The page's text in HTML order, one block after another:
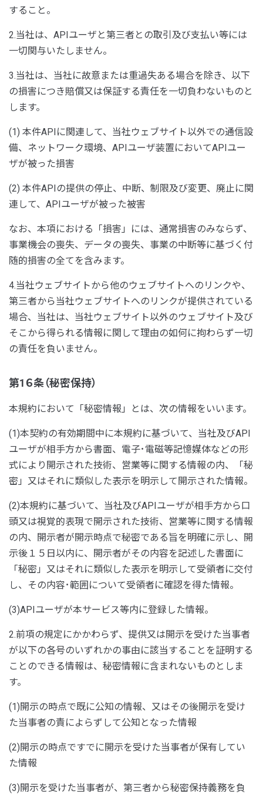
すること。
2.当社は、APIユーザと第三者との取引及び支払い等には
一切関与いたしません。
3.当社は、当社に故意または重過失ある場合を除き、以下
の損害につき賠償又は保証する責任を一切負わないものと
します。
(1) 本件APIに関連して、当社ウェブサイト以外での通信設
備、ネットワーク環境、APIユーザ装置においてAPIユー
ザが被った損害
(2) 本件APIの提供の停止、中断、制限及び変更、廃止に関
連して、APIユーザが被った被害
なお、本項における「損害」には、通常損害のみならず、
事業機会の喪失、データの喪失、事業の中断等に基づく付
随的損害の全てを含みます。
4.当社ウェブサイトから他のウェブサイトへのリンクや、
第三者から当社ウェブサイトへのリンクが提供されている
場合、当社は、当社ウェブサイト以外のウェブサイト及び
そこから得られる情報に関して理由の如何に拘わらず一切
の責任を負いません。
第1６条（秘密保持）
本規約において「秘密情報」とは、次の情報をいいます。
(1)本契約の有効期間中に本規約に基づいて、当社及びAPI
ユーザが相手方から書面、電子･電磁等記憶媒体などの形
式により開示された技術、営業等に関する情報の内、「秘
密」又はそれに類似した表示を明示して開示された情報。
(2)本規約に基づいて、当社及びAPIユーザが相手方から口
頭又は視覚的表現で開示された技術、営業等に関する情報
の内、開示者が開示時点で秘密である旨を明確に示し、開
示後１５日以内に、開示者がその内容を記述した書面に
「秘密」又はそれに類似した表示を明示して受領者に交付
し、その内容･範囲について受領者に確認を得た情報。
(3)APIユーザが本サービス等内に登録した情報。
2.前項の規定にかかわらず、提供又は開示を受けた当事者
が以下の各号のいずれかの事由に該当することを証明する
ことのできる情報は、秘密情報に含まれないものとしま
す。
(1)開示の時点で既に公知の情報、又はその後開示を受け
た当事者の責によらずして公知となった情報
(2)開示の時点ですでに開示を受けた当事者が保有してい
た情報
(3)開示を受けた当事者が、第三者から秘密保持義務を負